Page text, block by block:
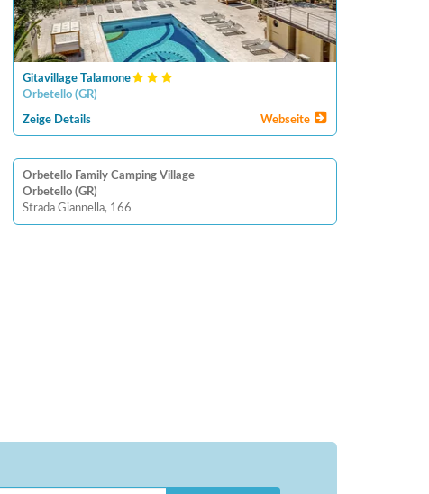
Gitavillage Talamone
Orbetello (GR)
Zeige Details Webseite
Orbetello Family Camping Village
Orbetello (GR)
Strada Giannella, 166